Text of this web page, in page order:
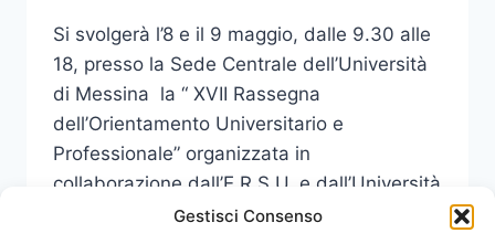
Gestisci Consenso
Si svolgerà l’8 e il 9 maggio, dalle 9.30 alle
18, presso la Sede Centrale dell’Università
di Messina la “ XVII Rassegna
dell’Orientamento Universitario e
Professionale” organizzata in
collaborazione dall’E.R.S.U. e dall’Università